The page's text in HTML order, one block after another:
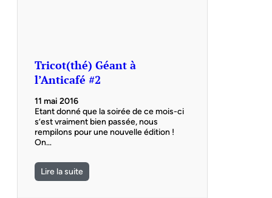
Tricot(thé) Géant à
l’Anticafé #2
11 mai 2016
Etant donné que la soirée de ce mois-ci
s’est vraiment bien passée, nous
rempilons pour une nouvelle édition !
On…
Lire la suite